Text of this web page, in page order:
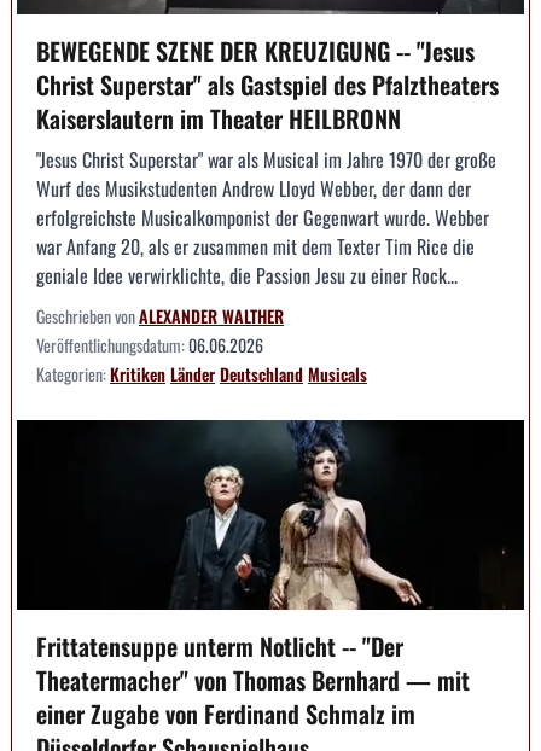
BEWEGENDE SZENE DER KREUZIGUNG -- "Jesus
Christ Superstar" als Gastspiel des Pfalztheaters
Kaiserslautern im Theater HEILBRONN
"Jesus Christ Superstar" war als Musical im Jahre 1970 der große
Wurf des Musikstudenten Andrew Lloyd Webber, der dann der
erfolgreichste Musicalkomponist der Gegenwart wurde. Webber
war Anfang 20, als er zusammen mit dem Texter Tim Rice die
geniale Idee verwirklichte, die Passion Jesu zu einer Rock...
Geschrieben vonALEXANDER WALTHER
Veröffentlichungsdatum:06.06.2026
Kategorien:KritikenLänderDeutschlandMusicals
Frittatensuppe unterm Notlicht -- "Der
Theatermacher" von Thomas Bernhard — mit
einer Zugabe von Ferdinand Schmalz im